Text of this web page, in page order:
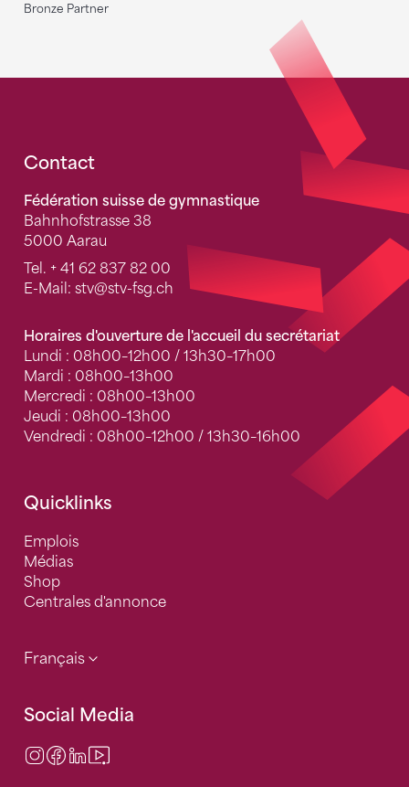
Bronze Partner
Fusszeile
Contact
Fédération suisse de gymnastique
Bahnhofstrasse 38
5000 Aarau
Tel. + 41 62 837 82 00
E-Mail: stv@stv-fsg.ch
Horaires d'ouverture de l'accueil du secrétariat
Lundi : 08h00–12h00 / 13h30–17h00
Mardi : 08h00–13h00
Mercredi : 08h00–13h00
Jeudi : 08h00–13h00
Vendredi : 08h00–12h00 / 13h30–16h00
Quicklinks
Emplois
Médias
Shop
Centrales d'annonce
Français
Social Media
Instagram
Facebook
LinkedIn